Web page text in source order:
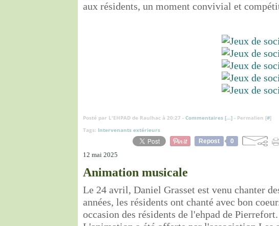
aux résidents, un moment convivial et
Posté par L'EHPAD de Raulhac à 20:27 - Commentaires […] - Permalien [#]
Tags: Intervenants extérieurs
Repost
0
12 mai 2025
Animation musicale
Le 24 avril, Daniel Grasset est venu chanter
années, les résidents ont chanté avec bon
occasion des résidents de l'ehpad de Pierrefort.